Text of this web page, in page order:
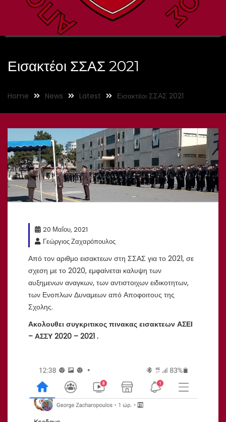
Εισακτέοι ΣΣΑΣ 2021
Home News Latest Εισακτέοι ΣΣΑΣ 2021
20 Μαΐου, 2021
Γεώργιος Ζαχαρόπουλος
Από τον αριθμο εισακτεων στη ΣΣΑΣ για το 2021, σε
σχεση με το 2020, εμφαίνεται καλυψη των
αυξημενων αναγκων, των αντιστοιχων ειδικοτητων,
των Ενοπλων Δυναμεων από Αποφοιτους της
Σχολης.
Ακολουθει συγκριτικος πινακας εισακτεων ΑΣΕΙ
– ΑΣΣΥ 2020 – 2021 .